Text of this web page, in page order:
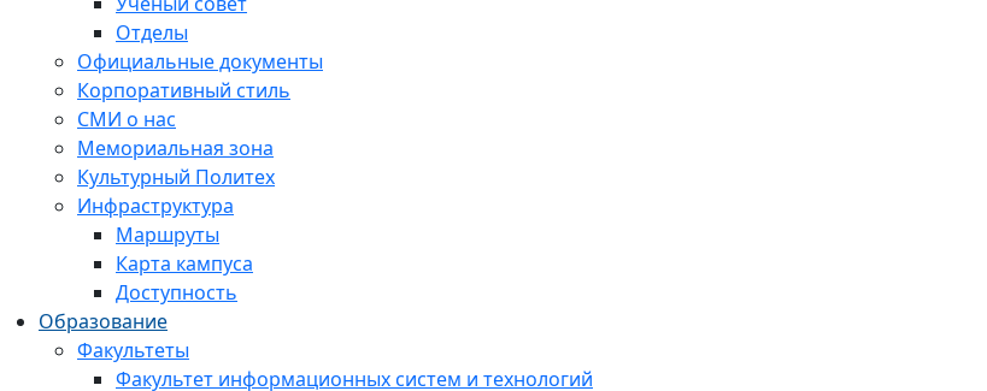
Отделы
Официальные документы
Корпоративный стиль
СМИ о нас
Мемориальная зона
Культурный Политех
Инфраструктура
Маршруты
Карта кампуса
Доступность
Образование
Факультеты
Факультет информационных систем и технологий